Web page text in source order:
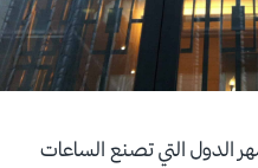
الدول التي تصنع الساعات